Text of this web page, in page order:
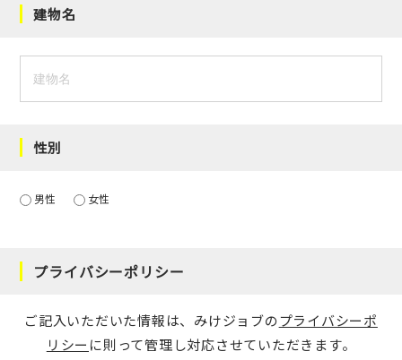
建物名
性別
男性 女性
プライバシーポリシー
ご記入いただいた情報は、みけジョブのプライバシーポ
リシー に則って管理し対応させていただきます。